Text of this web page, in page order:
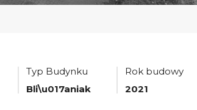
Typ Budynku
Bli\u017aniak
Rok budowy
2021